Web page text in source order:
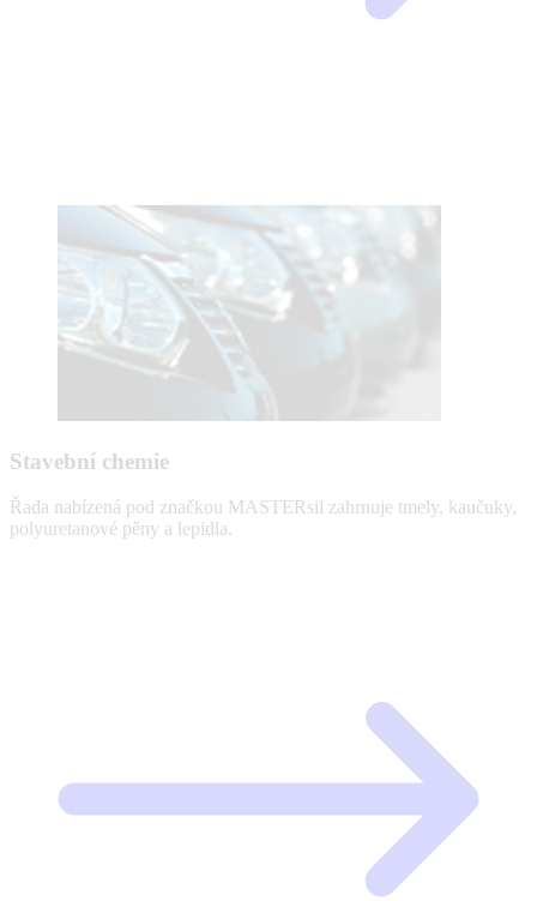
Stavební chemie
Řada nabízená pod značkou MASTERsil zahrnuje tmely, kaučuky,
polyuretanové pěny a lepidla.